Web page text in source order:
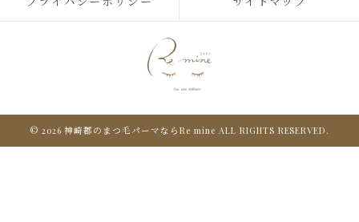
© 2026 神崎郡のまつ毛パーマならRe mine ALL RIGHTS RESERVED.